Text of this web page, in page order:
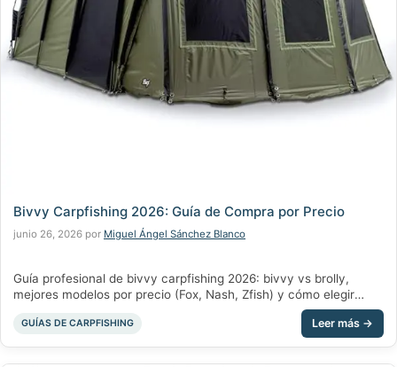
Bivvy Carpfishing 2026: Guía de Compra por Precio
junio 26, 2026 por Miguel Ángel Sánchez Blanco
Guía profesional de bivvy carpfishing 2026: bivvy vs brolly,
mejores modelos por precio (Fox, Nash, Zfish) y cómo elegir
Categorías
GUÍAS DE CARPFISHING